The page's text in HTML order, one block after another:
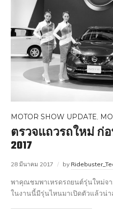
MOTOR SHOW UPDATE,
ตรวจแถวรถใหม่ ก่
2017
28 มีนาคม 2017 by
พาคุณชมพาเหรดรถยนต์รุ่นใหม่จ
ในงานนี้มีรุ่นไหนมาเปิดตัวแล้วน่า